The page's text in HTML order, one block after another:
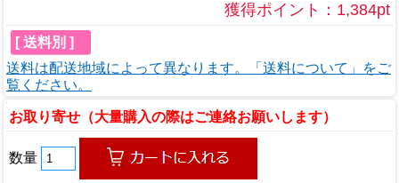
獲得ポイント：1,384pt
[ 送料別 ]
送料は配送地域によって異なります。「送料について」をご
覧ください。
お取り寄せ（大量購入の際はご連絡お願いします）
数量